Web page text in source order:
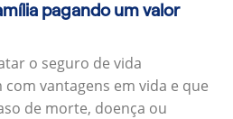
pagando um valor
o seguro de vida
com vantagens em vida e que
de morte, doença ou